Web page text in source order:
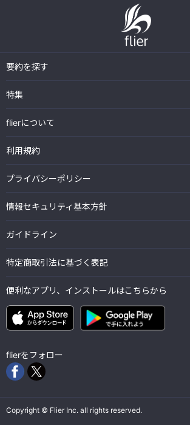
要約を探す
特集
flierについて
利用規約
プライバシーポリシー
情報セキュリティ基本方針
ガイドライン
特定商取引法に基づく表記
便利なアプリ、インストールはこちらから
flierをフォロー
Copyright © Flier Inc. all rights reserved.